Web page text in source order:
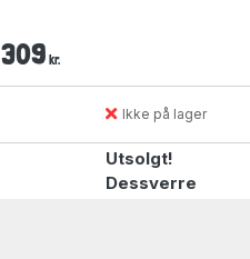
309 kr.
Ikke på lager
Utsolgt!
Dessverre